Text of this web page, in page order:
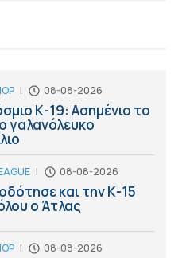
| 08-08-2026
Κ-19: Ασημένιο το
γαλανόλευκο
| 08-08-2026
και την Κ-15
ο Άτλας
| 08-08-2026